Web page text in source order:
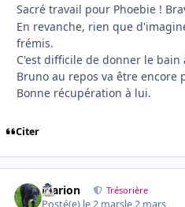
Sacré travail pour Phoebie !
En revanche, rien que
frémis.
C'est difficile de donner le bain
Bruno au repos va être encore
Bonne récupération à lui.
Citer
Marion Trésorière